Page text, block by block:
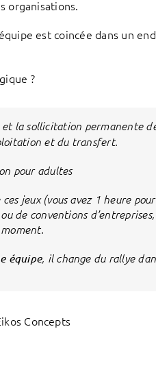
organisations.
est coincée dans un
?
la sollicitation permanente
et du transfert.
pour adultes
jeux (vous avez 1 heure
de conventions
équipe, il change du rallye
Concepts